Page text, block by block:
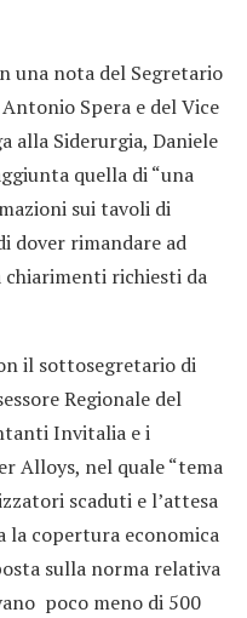
una nota del Segretario
Spera e del Vice
alla Siderurgia, Daniele
quella di “una
sui tavoli di
dover rimandare ad
chiarimenti richiesti da
il sottosegretario di
Regionale del
Invitalia e i
Alloys, nel quale “tema
scaduti e l’attesa
la copertura economica
sulla norma relativa
poco meno di 500